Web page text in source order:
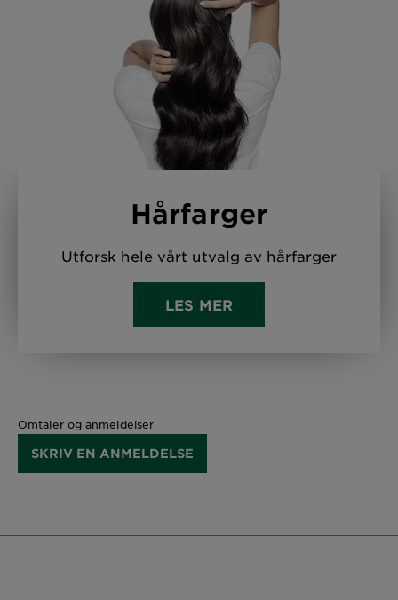
Hårfarger
Utforsk hele vårt utvalg av hårfarger
LES MER
Omtaler og anmeldelser
SKRIV EN ANMELDELSE